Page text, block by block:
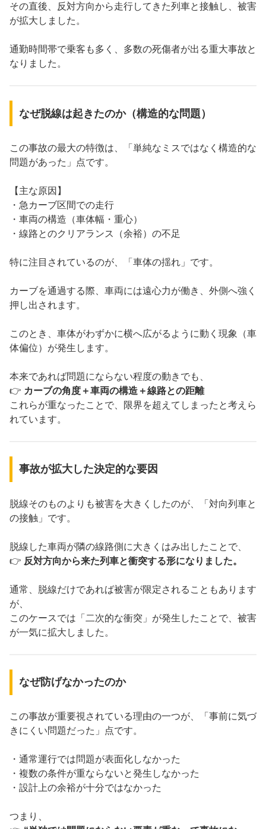
その直後、反対方向から走行してきた列車と接触し、被害
が拡大しました。
通勤時間帯で乗客も多く、多数の死傷者が出る重大事故と
なりました。
なぜ脱線は起きたのか（構造的な問題）
この事故の最大の特徴は、「単純なミスではなく構造的な
問題があった」点です。
【主な原因】
・急カーブ区間での走行
・車両の構造（車体幅・重心）
・線路とのクリアランス（余裕）の不足
特に注目されているのが、「車体の揺れ」です。
カーブを通過する際、車両には遠心力が働き、外側へ強く
押し出されます。
このとき、車体がわずかに横へ広がるように動く現象（車
体偏位）が発生します。
本来であれば問題にならない程度の動きでも、
👉 カーブの角度＋車両の構造＋線路との距離
これらが重なったことで、限界を超えてしまったと考えら
れています。
事故が拡大した決定的な要因
脱線そのものよりも被害を大きくしたのが、「対向列車と
の接触」です。
脱線した車両が隣の線路側に大きくはみ出したことで、
👉 反対方向から来た列車と衝突する形になりました。
通常、脱線だけであれば被害が限定されることもあります
が、
このケースでは「二次的な衝突」が発生したことで、被害
が一気に拡大しました。
なぜ防げなかったのか
この事故が重要視されている理由の一つが、「事前に気づ
きにくい問題だった」点です。
・通常運行では問題が表面化しなかった
・複数の条件が重ならないと発生しなかった
・設計上の余裕が十分ではなかった
つまり、